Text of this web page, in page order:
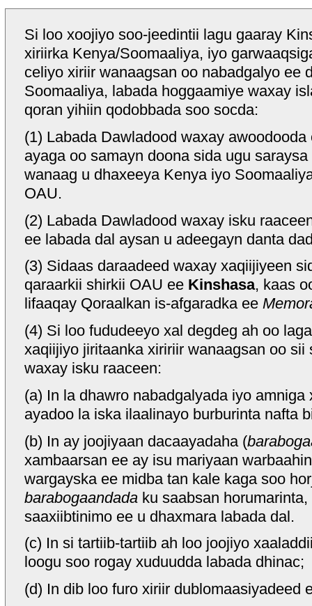
Si loo xoojiyo soo-jeedintii lagu gaaray
xiriirka Kenya/Soomaaliya, iyo
celiyo xiriir wanaagsan oo nabadgalyo ee
Soomaaliya, labada hoggaamiye waxay
qoran yihiin qodobbada soo socda:
(1) Labada Dawladood waxay
ayaga oo samayn doona sida ugu
wanaag u dhaxeeya Kenya iyo
OAU.
(2) Labada Dawladood waxay isku
ee labada dal aysan u adeegayn danta
(3) Sidaas daraadeed waxay xaqiijiyeen
qaraarkii shirkii OAU ee Kinshasa, kaas
lifaaqay Qoraalkan is-afgaradka ee
(4) Si loo fududeeyo xal degdeg ah oo
xaqiijiyo jiritaanka xiririir wanaagsan oo sii
waxay isku raaceen:
(a) In la dhawro nabadgalyada iyo
ayadoo la iska ilaalinayo burburinta nafta
(b) In ay joojiyaan dacaayadaha (
xambaarsan ee ay isu mariyaan
wargayska ee midba tan kale kaga soo
barabogaandadaku saabsan
saaxiibtinimo ee u dhaxmara labada dal.
(c) In si tartiib-tartiib ah loo joojiyo
loogu soo rogay xuduudda labada dhinac;
(d) In dib loo furo xiriir dublomaasiyadeed